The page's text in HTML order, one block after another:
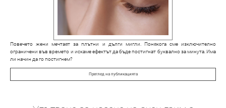
Повечето жени мечтаят за плътни и дълги мигли. Понякога сме изключително
ограничени във времето и искаме ефектът да бъде постигнат буквално за минута. Има
ли начин да го постигнем?
Преглед на публикацията